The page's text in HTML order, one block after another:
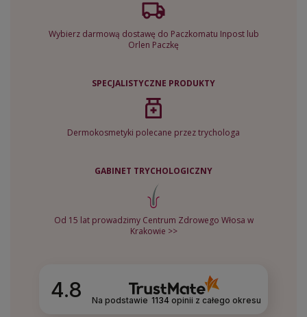
Wybierz darmową dostawę do Paczkomatu Inpost lub
Orlen Paczkę
SPECJALISTYCZNE PRODUKTY
Dermokosmetyki polecane przez trychologa
GABINET TRYCHOLOGICZNY
Od 15 lat prowadzimy Centrum Zdrowego Włosa w
Krakowie >>
4.8 Na podstawie 1134opinii z całego okresu